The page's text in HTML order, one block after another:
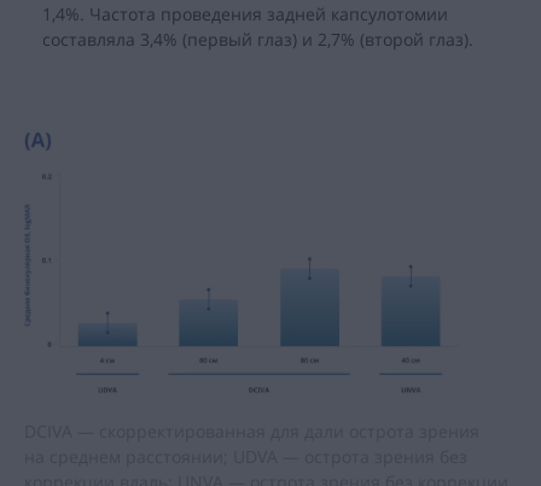
1,4%. Частота проведения задней капсулотомии
составляла 3,4% (первый глаз) и 2,7% (второй глаз).